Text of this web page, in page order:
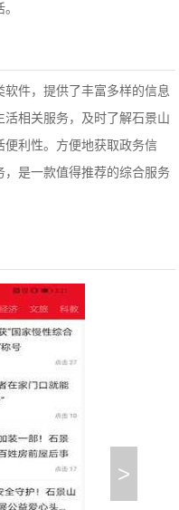
件，提供了丰富多样的信息
相关服务，及时了解石景山
便利性。方便地获取政务信
是一款值得推荐的综合服务
>